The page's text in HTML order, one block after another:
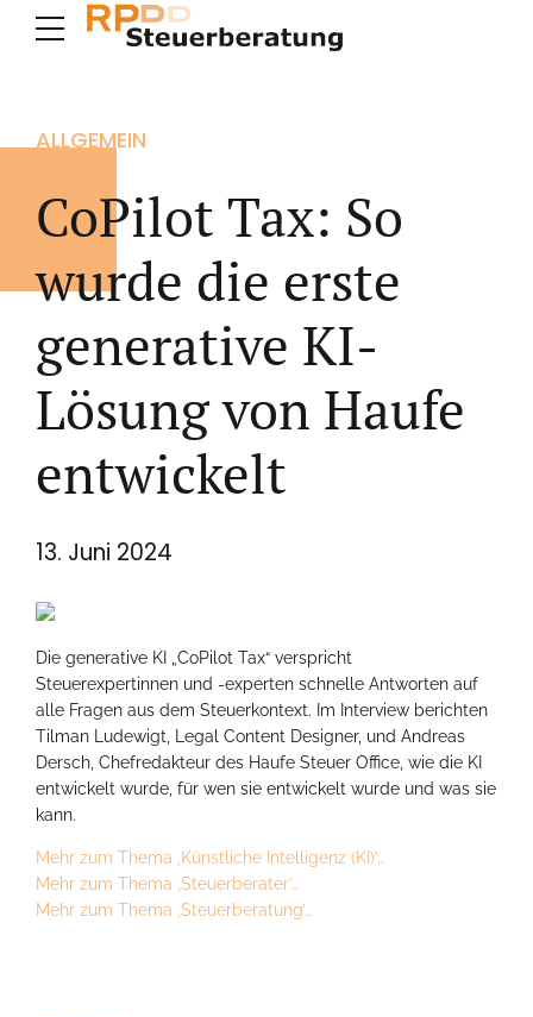
ALLGEMEIN
CoPilot Tax: So
wurde die erste
generative KI-
Lösung von Haufe
entwickelt
13. Juni 2024
Die generative KI „CoPilot Tax“ verspricht
Steuerexpertinnen und -experten schnelle Antworten auf
alle Fragen aus dem Steuerkontext. Im Interview berichten
Tilman Ludewigt, Legal Content Designer, und Andreas
Dersch, Chefredakteur des Haufe Steuer Office, wie die KI
entwickelt wurde, für wen sie entwickelt wurde und was sie
kann.
Mehr zum Thema ‚Künstliche Intelligenz (KI)’…
Mehr zum Thema ‚Steuerberater’…
Mehr zum Thema ‚Steuerberatung’…